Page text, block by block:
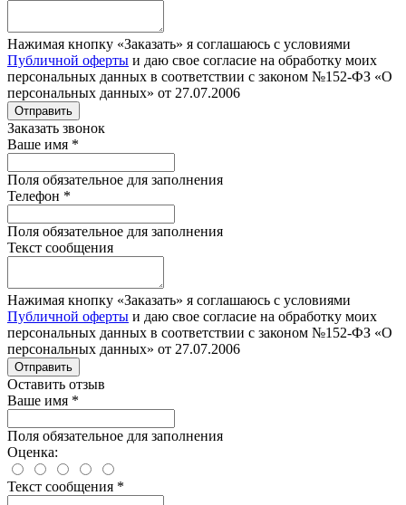
Нажимая кнопку «Заказать» я соглашаюсь с условиями
Публичной оферты и даю свое согласие на обработку моих
персональных данных в соответствии с законом №152-ФЗ «О
персональных данных» от 27.07.2006
Отправить
Заказать звонок
Ваше имя *
Поля обязательное для заполнения
Телефон *
Поля обязательное для заполнения
Текст сообщения
Нажимая кнопку «Заказать» я соглашаюсь с условиями
Публичной оферты и даю свое согласие на обработку моих
персональных данных в соответствии с законом №152-ФЗ «О
персональных данных» от 27.07.2006
Отправить
Оставить отзыв
Ваше имя *
Поля обязательное для заполнения
Оценка:
Текст сообщения *